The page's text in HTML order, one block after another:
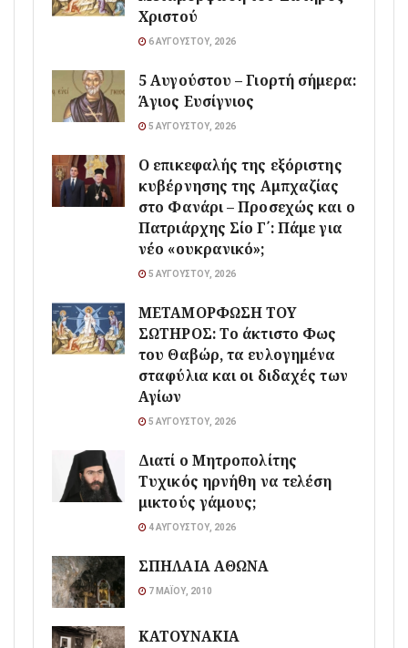
Χριστού
6 ΑΥΓΟΎΣΤΟΥ, 2026
5 Αυγούστου – Γιορτή σήμερα:
Άγιος Ευσίγνιος
5 ΑΥΓΟΎΣΤΟΥ, 2026
Ο επικεφαλής της εξόριστης
κυβέρνησης της Αμπχαζίας
στο Φανάρι – Προσεχώς και ο
Πατριάρχης Σίο Γ΄: Πάμε για
νέο «ουκρανικό»;
5 ΑΥΓΟΎΣΤΟΥ, 2026
ΜΕΤΑΜΟΡΦΩΣΗ ΤΟΥ
ΣΩΤΗΡΟΣ: Το άκτιστο Φως
του Θαβώρ, τα ευλογημένα
σταφύλια και οι διδαχές των
Αγίων
5 ΑΥΓΟΎΣΤΟΥ, 2026
Διατί ο Μητροπολίτης
Τυχικός ηρνήθη να τελέση
μικτούς γάμους;
4 ΑΥΓΟΎΣΤΟΥ, 2026
ΣΠΗΛΑΙΑ ΑΘΩΝΑ
7 ΜΑΪ́ΟΥ, 2010
ΚΑΤΟΥΝΑΚΙΑ